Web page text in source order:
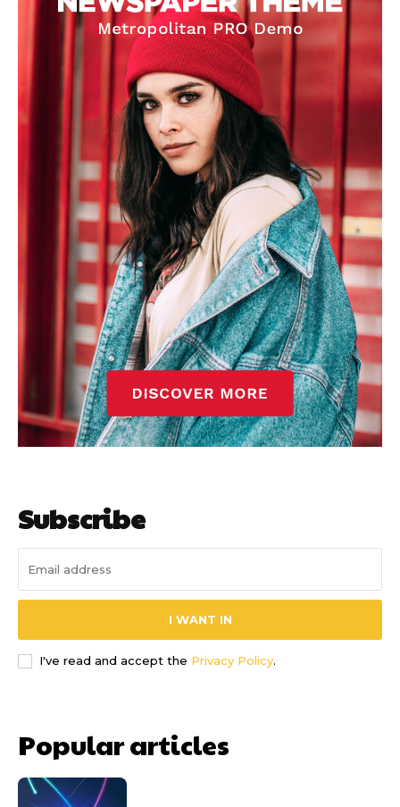
Subscribe
I WANT IN
I've read and accept the Privacy Policy.
Popular articles